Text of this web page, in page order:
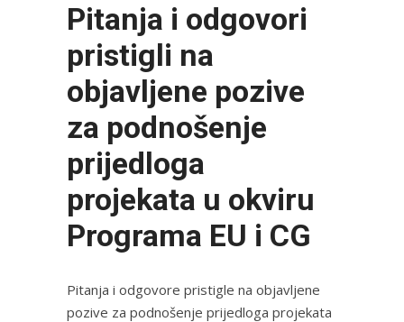
Pitanja i odgovori
pristigli na
objavljene pozive
za podnošenje
prijedloga
projekata u okviru
Programa EU i CG
Pitanja i odgovore pristigle na objavljene
pozive za podnošenje prijedloga projekata